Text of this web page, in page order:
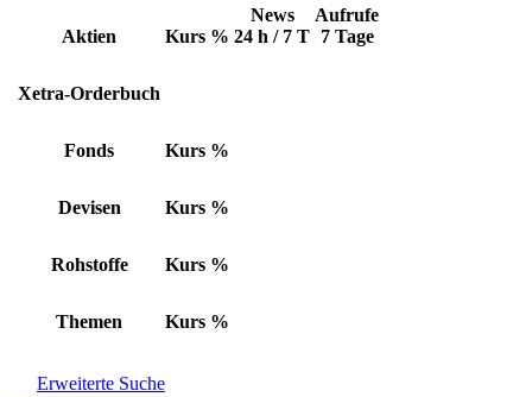
Aktien Kurs %
News
24 h / 7 T
Aufrufe
7 Tage
Xetra-Orderbuch
Fonds Kurs %
Devisen Kurs %
Rohstoffe Kurs %
Themen Kurs %
Erweiterte Suche